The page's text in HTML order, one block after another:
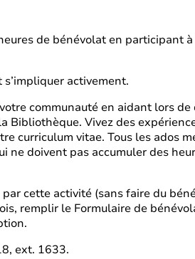
de bénévolat en participant
activement.
communauté en aidant lors
Bibliothèque. Vivez des
curriculum vitae. Tous les ados
ne doivent pas accumuler des
cette activité (sans faire du
remplir le Formulaire de
ext. 1633.